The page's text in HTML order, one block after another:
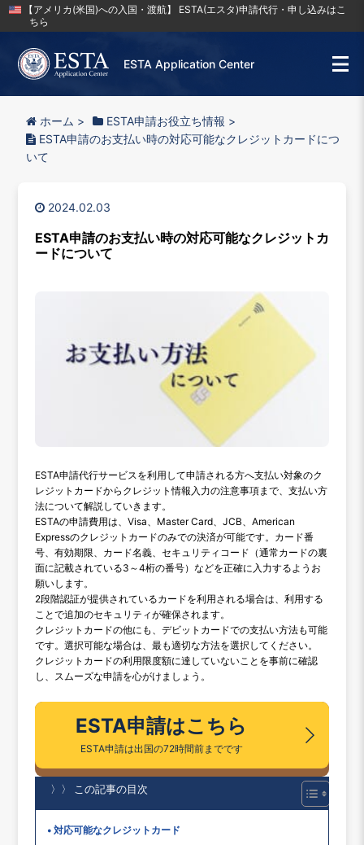
【アメリカ(米国)への入国・渡航】 ESTA(エスタ)申請代行・申し込みはこ
ちら
ESTA Application Center
ホーム > ESTA申請お役立ち情報 >
ESTA申請のお支払い時の対応可能なクレジットカードにつ
いて
2024.02.03
ESTA申請のお支払い時の対応可能なクレジットカ
ードについて
ESTA申請代行サービスを利用して申請される方へ支払い対象のク
レジットカードからクレジット情報入力の注意事項まで、支払い方
法について解説していきます。
ESTAの申請費用は、Visa、Master Card、JCB、American
Expressのクレジットカードのみでの決済が可能です。カード番
号、有効期限、カード名義、セキュリティコード（通常カードの裏
面に記載されている3～4桁の番号）などを正確に入力するようお
願いします。
2段階認証が提供されているカードを利用される場合は、利用する
ことで追加のセキュリティが確保されます。
クレジットカードの他にも、デビットカードでの支払い方法も可能
です。選択可能な場合は、最も適切な方法を選択してください。
クレジットカードの利用限度額に達していないことを事前に確認
し、スムーズな申請を心がけましょう。
ESTA申請はこちら
ESTA申請は出国の72時間前までです
〉〉 この記事の目次
対応可能なクレジットカード